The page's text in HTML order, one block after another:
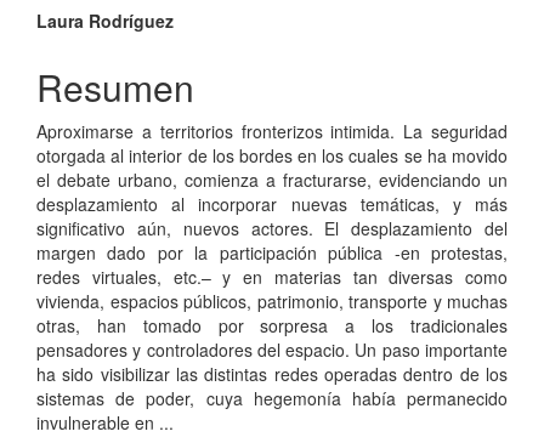
Contenido
principal
del
artículo
Laura Rodríguez
Resumen
Aproximarse a territorios fronterizos intimida. La seguridad
otorgada al interior de los bordes en los cuales se ha movido
el debate urbano, comienza a fracturarse, evidenciando un
desplazamiento al incorporar nuevas temáticas, y más
significativo aún, nuevos actores. El desplazamiento del
margen dado por la participación pública -en protestas,
redes virtuales, etc.– y en materias tan diversas como
vivienda, espacios públicos, patrimonio, transporte y muchas
otras, han tomado por sorpresa a los tradicionales
pensadores y controladores del espacio. Un paso importante
ha sido visibilizar las distintas redes operadas dentro de los
sistemas de poder, cuya hegemonía había permanecido
invulnerable en ...